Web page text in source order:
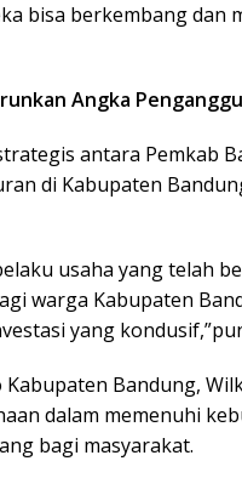
bisa berkembang dan
Angka
antara Pemkab
di Kabupaten
usaha yang telah
warga Kabupaten
yang kondusif,”
Bandung,
dalam memenuhi
bagi masyarakat.